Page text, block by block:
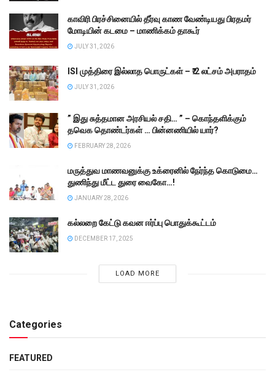
காவிரி பிரச்சினையில் தீர்வு காண வேண்டியது பிரதமர்
மோடியின் கடமை – மாணிக்கம் தாகூர்
JULY 31, 2026
ISI முத்திரை இல்லாத பொருட்கள் – ₹.2 லட்சம் அபராதம்
JULY 31, 2026
” இது சுத்தமான அரசியல் சதி… ” – கொந்தளிக்கும்
தவெக தொண்டர்கள் … பின்னணியில் யார்?
FEBRUARY 28, 2026
மருத்துவ மாணவனுக்கு உக்ரைனில் நேர்ந்த கொடுமை…
துணிந்து மீட்ட துரை வைகோ…!
JANUARY 28, 2026
கல்லறை கேட்டு கவன ஈர்ப்பு பொதுக்கூட்டம்
DECEMBER 17, 2025
LOAD MORE
Categories
FEATURED